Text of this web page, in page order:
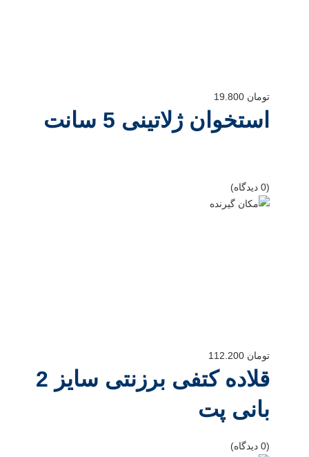
تومان
استخوان ژلاتینی 5 سانت
(0 دیدگاه)
تومان
قلاده کتفی برزنتی سایز 2
بانی پت
(0 دیدگاه)